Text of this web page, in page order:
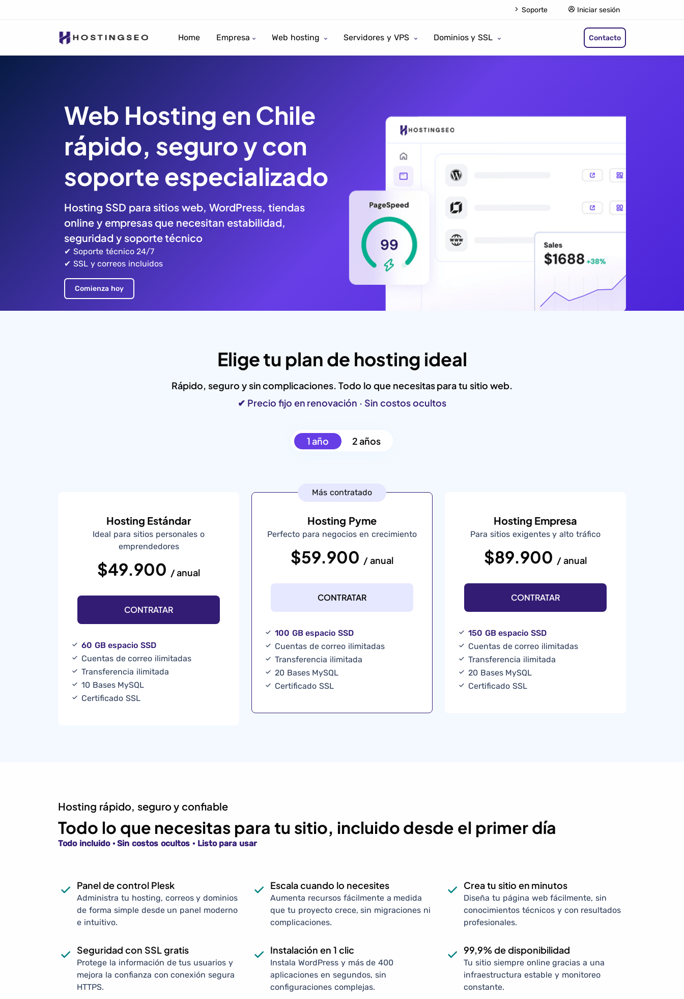
Soporte Iniciar sesión
Home Empresa Web hosting Servidores y VPS Dominios y SSL Contacto
Web Hosting en Chile
rápido, seguro y con
soporte especializado
Hosting SSD para sitios web, WordPress, tiendas
online y empresas que necesitan estabilidad,
seguridad y soporte técnico
✔ Soporte técnico 24/7
✔ SSL y correos incluidos
Comienza hoy
Elige tu plan de hosting ideal
Rápido, seguro y sin complicaciones. Todo lo que necesitas para tu sitio web.
✔ Precio fijo en renovación · Sin costos ocultos
1 año 2 años
Hosting Estándar
Ideal para sitios personales o
emprendedores
$49.900 / anual
CONTRATAR
60 GB espacio SSD
Cuentas de correo ilimitadas
Transferencia ilimitada
10 Bases MySQL
Certificado SSL
Más contratado
Hosting Pyme
Perfecto para negocios en crecimiento
$59.900 / anual
CONTRATAR
100 GB espacio SSD
Cuentas de correo ilimitadas
Transferencia ilimitada
20 Bases MySQL
Certificado SSL
Hosting Empresa
Para sitios exigentes y alto tráfico
$89.900 / anual
CONTRATAR
150 GB espacio SSD
Cuentas de correo ilimitadas
Transferencia ilimitada
20 Bases MySQL
Certificado SSL
Hosting rápido, seguro y confiable
Todo lo que necesitas para tu sitio, incluido desde el primer día
Todo incluido · Sin costos ocultos · Listo para usar
Panel de control Plesk
Administra tu hosting, correos y dominios
de forma simple desde un panel moderno
e intuitivo.
Escala cuando lo necesites
Aumenta recursos fácilmente a medida
que tu proyecto crece, sin migraciones ni
complicaciones.
Crea tu sitio en minutos
Diseña tu página web fácilmente, sin
conocimientos técnicos y con resultados
profesionales.
Seguridad con SSL gratis
Protege la información de tus usuarios y
mejora la confianza con conexión segura
HTTPS.
Instalación en 1 clic
Instala WordPress y más de 400
aplicaciones en segundos, sin
configuraciones complejas.
99,9% de disponibilidad
Tu sitio siempre online gracias a una
infraestructura estable y monitoreo
constante.